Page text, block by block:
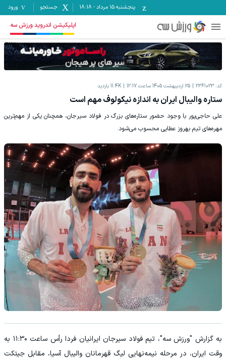
پنجشنبه ۱۵ مرداد -
18:18 جستجو ورود
اپلیکیشن اندروید ورزش سه
کد: 2361023 25 اردیبهشت 1405 ساعت 12:17 11.4K بازدید
ستاره والیبال ایران به اندازه نیکولوف مهم است
علی حاجی‌پور با وجود حضور ستاره‌های بزرگ در فولاد سیرجان، همچنان یکی از مهم‌ترین
مهره‌های تیم بهروز عطایی محسوب می‌شود.
به گزارش "ورزش سه"، تیم فولاد سیرجان ایرانیان فردا رأس ساعت ۱۱:۳۰ به
وقت ایران، در مرحله نیمه‌نهایی لیگ قهرمانان والیبال آسیا، مقابل جیتکت